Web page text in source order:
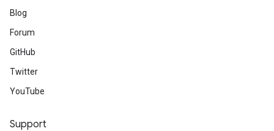
Blog
Forum
GitHub
Twitter
YouTube
Support